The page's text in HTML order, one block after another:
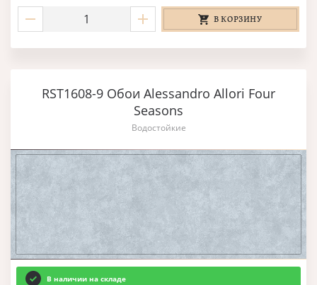
В КОРЗИНУ
RST1608-9 Обои Alessandro Allori Four
Seasons
Водостойкие
В наличии на складе